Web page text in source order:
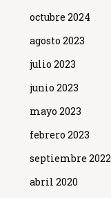
octubre 2024
agosto 2023
julio 2023
junio 2023
mayo 2023
febrero 2023
septiembre 2022
abril 2020